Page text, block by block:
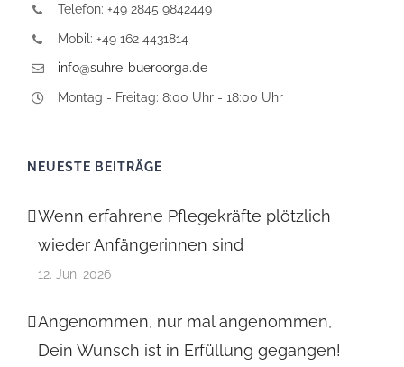
Telefon: +49 2845 9842449
Mobil: +49 162 4431814
info@suhre-bueroorga.de
Montag - Freitag: 8:00 Uhr - 18:00 Uhr
NEUESTE BEITRÄGE
Wenn erfahrene Pflegekräfte plötzlich
wieder Anfängerinnen sind
12. Juni 2026
Angenommen, nur mal angenommen,
Dein Wunsch ist in Erfüllung gegangen!